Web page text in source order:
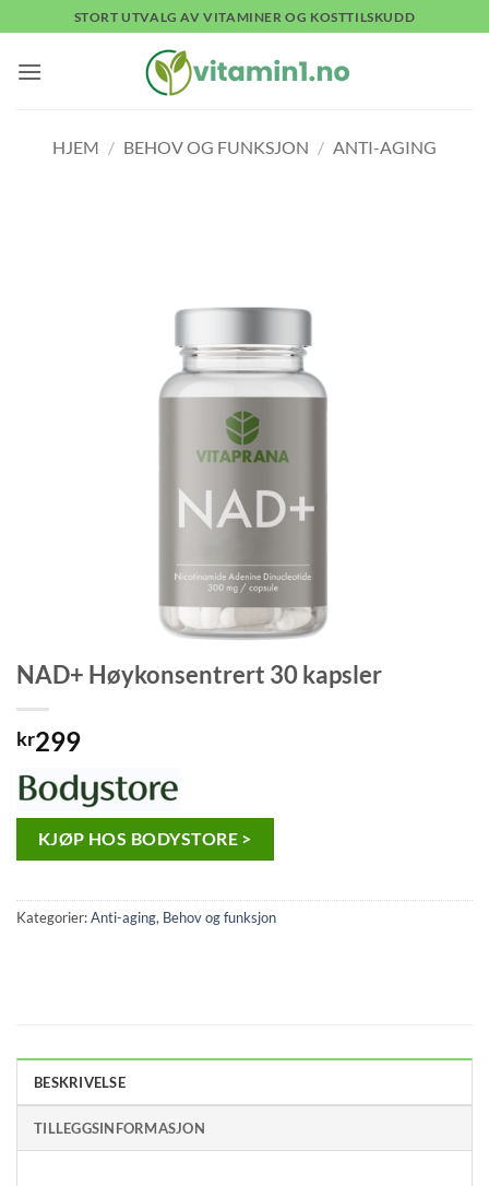
to
content
STORT UTVALG AV VITAMINER OG KOSTTILSKUDD
HJEM / BEHOV OG FUNKSJON / ANTI-AGING
NAD+ Høykonsentrert 30 kapsler
kr299
KJØP HOS BODYSTORE >
Kategorier:Anti-aging, Behov og funksjon
BESKRIVELSE
TILLEGGSINFORMASJON